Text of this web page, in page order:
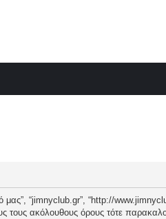
μας”, “jimnyclub.gr”, “http://
τους ακόλουθους όρους τότε